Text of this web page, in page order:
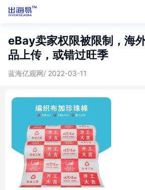
eBay卖家权限被限制，海
品上传，或错过旺季
蓝海亿观网/ 2022-03-11